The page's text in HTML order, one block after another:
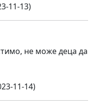
11-13)
не може деца да
11-14)